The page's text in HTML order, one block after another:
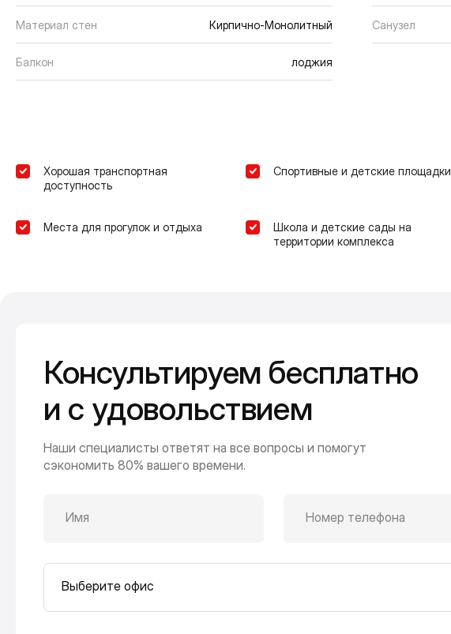
Материал стен Кирпично-Монолитный Санузел
Балкон лоджия
Хорошая транспортная
доступность
Спортивные и детские площадки
Места для прогулок и отдыха
Школа и детские сады на
территории комплекса
Консультируем бесплатно
и с удовольствием
Наши специалисты ответят на все вопросы и помогут
сэкономить 80% вашего времени.
Имя Номер телефона
Выберите офис